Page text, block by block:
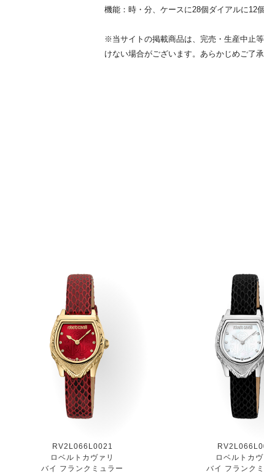
機能：時・分、ケースに28個ダイアルに12
※当サイトの掲載商品は、完売・生産中止
けない場合がございます。あらかじめご了
RV2L066L0021
ロベルトカヴァリ
バイ フランクミュラー
ロベルトカヴ
バイ フランク